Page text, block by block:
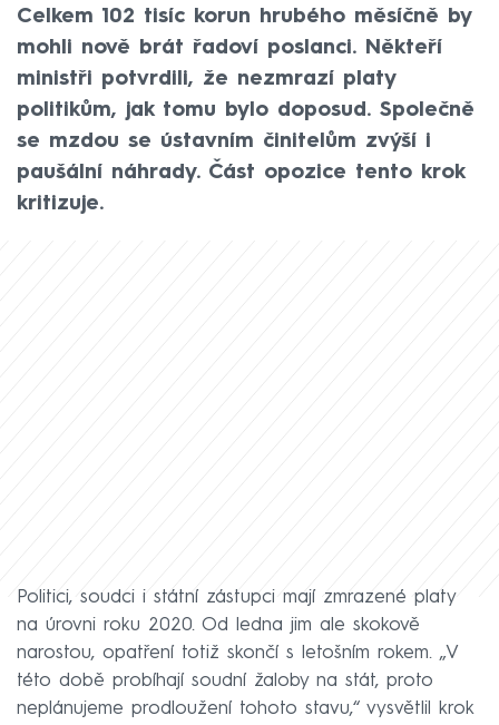
Celkem 102 tisíc korun hrubého měsíčně by
mohli nově brát řadoví poslanci. Někteří
ministři potvrdili, že nezmrazí platy
politikům, jak tomu bylo doposud. Společně
se mzdou se ústavním činitelům zvýší i
paušální náhrady. Část opozice tento krok
kritizuje.
Politici, soudci i státní zástupci mají zmrazené platy
na úrovni roku 2020. Od ledna jim ale skokově
narostou, opatření totiž skončí s letošním rokem. „V
této době probíhají soudní žaloby na stát, proto
neplánujeme prodloužení tohoto stavu,“ vysvětlil krok